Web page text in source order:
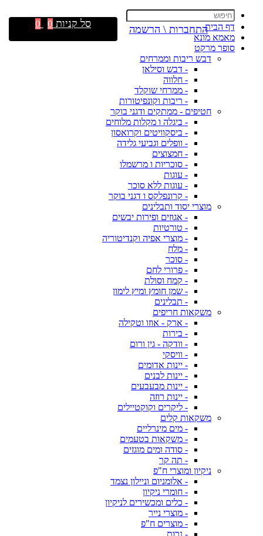
דף הבית
מאמא מונא
סופר מרקט
דבש ריבות וממרחים
- דבש וסילאן
- חלווה
- ממרחי שוקלד
- ריבות וקונפיטורות
חטיפים - ממתקים ודגני בוקר
- ביגלה ו מקלות מלוחים
- ביסקוויטים וקרואסון
- וופלים וגביעי גלידה
- חמצוצים
- סוכריות ו מרשמלו
- עוגות
- עוגות ללא סוכר
- קרונפלקס ו דגני בוקר
מוצרי יסוד ותבלינים
- אגוזים ופירות יבשים
- טורטיות
- מוצרי אפיה וקנדיטוריה
- מלח
- סוכר
- פרורי לחם
- קמח וסולת
- שמן חומץ ומיץ לימון
- תבלינים
משקאות חריפים
- ארק - אוזו וטקילה
- בירות
- וודקה - גין ורום
- וויסקי
- יינות אדומים
- יינות לבנים
- יינות מבעבעים
- יינות רוזה
- ליקרים וקוקטיילים
משקאות קלים
- מים מינרליים
- משקאות בטעמים
- סודה ומים מוגזים
- תה קר
ניקיון ומוצרי ח"פ
- אלומניום וניילון נצמד
- חומרי ניקיון
- כלים ומכשירים לניקיון
- מוצרי נייר
- מוצרים ח"פ
- נרות
התחברות \ הרשמה סל קניות 0
0